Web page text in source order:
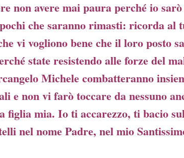
non avere mai paura perché io
che saranno rimasti: ricorda al
vi vogliono bene che il loro posto
state resistendo alle forze del
Michele combatteranno
e non vi farò toccare da nessuno
figlia mia. Io ti accarezzo, ti bacio
nel nome Padre, nel mio